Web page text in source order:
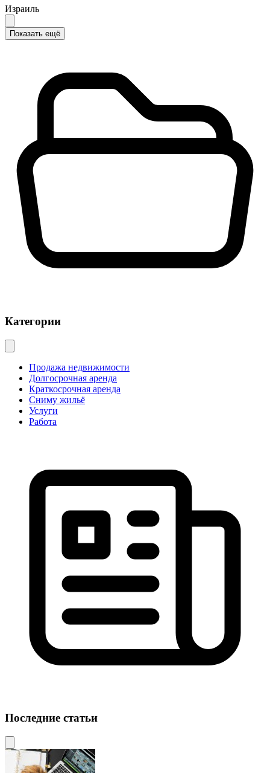
Израиль
Показать ещё
Категории
Продажа недвижимости
Долгосрочная аренда
Краткосрочная аренда
Сниму жильё
Услуги
Работа
Последние статьи